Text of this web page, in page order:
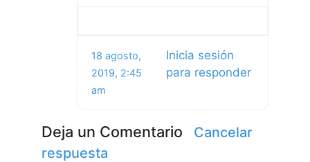
18 agosto,
2019, 2:45
am
Inicia sesión
para responder
Deja un Comentario
Cancelar
respuesta